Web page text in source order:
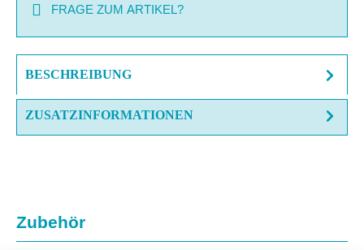
FRAGE ZUM ARTIKEL?
BESCHREIBUNG
ZUSATZINFORMATIONEN
Produktgalerie überspringen
Zubehör